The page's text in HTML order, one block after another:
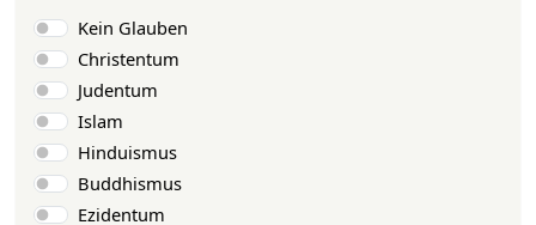
Auswahlmöglichkeiten
Kein Glauben
Christentum
Judentum
Islam
Hinduismus
Buddhismus
Ezidentum